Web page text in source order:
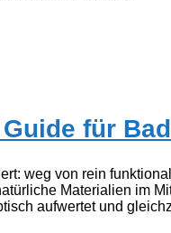
für
weg von rein
Materialien im
aufwertet und